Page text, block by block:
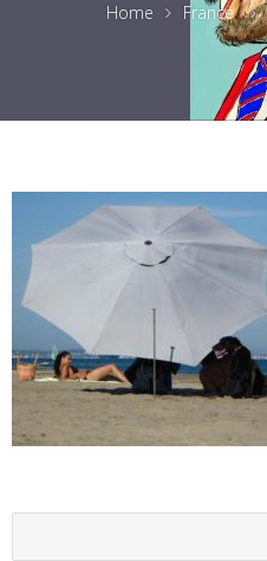
Home France